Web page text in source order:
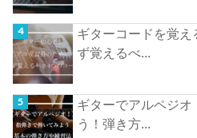
ギターコードを覚え
ず覚えるべ...
ギターでアルペジオ
う！弾き方...